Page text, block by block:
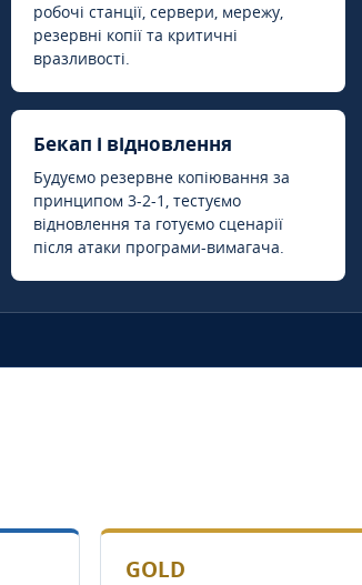
робочі станції, сервери, мережу,
резервні копії та критичні
вразливості.
Бекап і відновлення
Будуємо резервне копіювання за
принципом 3-2-1, тестуємо
відновлення та готуємо сценарії
після атаки програми-вимагача.
GOLD